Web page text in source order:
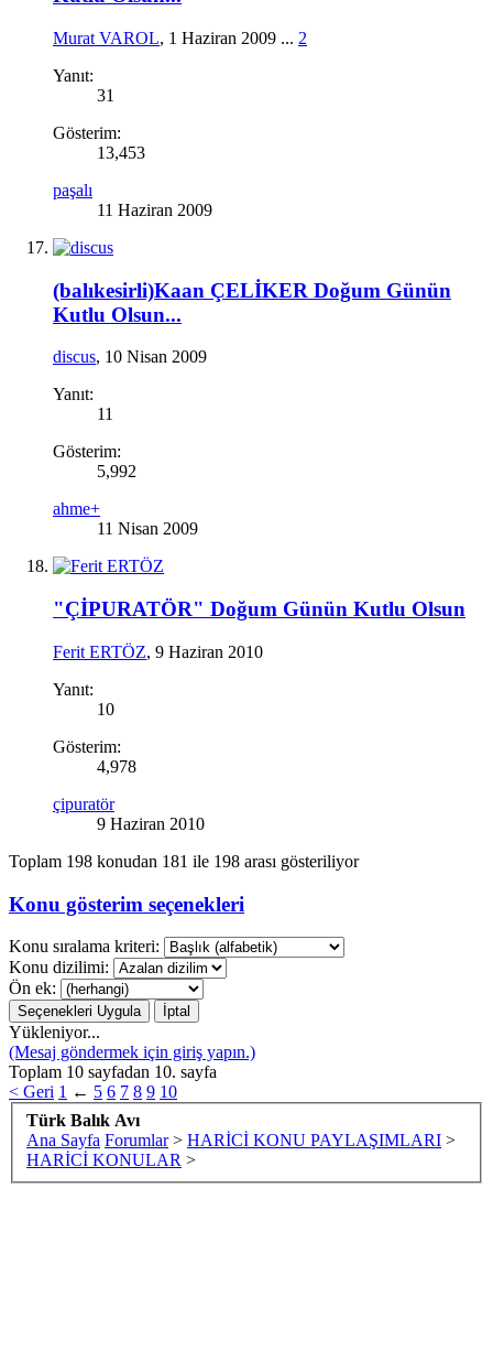
Murat VAROL, 1 Haziran 2009 ... 2
Yanıt:
31
Gösterim:
13,453
paşalı
11 Haziran 2009
(balıkesirli)Kaan ÇELİKER Doğum Günün
Kutlu Olsun...
discus, 10 Nisan 2009
Yanıt:
11
Gösterim:
5,992
ahme+
11 Nisan 2009
"ÇİPURATÖR" Doğum Günün Kutlu Olsun
Ferit ERTÖZ, 9 Haziran 2010
Yanıt:
10
Gösterim:
4,978
çipuratör
9 Haziran 2010
Toplam 198 konudan 181 ile 198 arası gösteriliyor
Konu gösterim seçenekleri
Konu sıralama kriteri:
Konu dizilimi:
Ön ek:
Yükleniyor...
(Mesaj göndermek için giriş yapın.)
Toplam 10 sayfadan 10. sayfa
< Geri 1 ← 5 6 7 8 9 10
Türk Balık Avı
Ana Sayfa Forumlar > HARİCİ KONU PAYLAŞIMLARI >
HARİCİ KONULAR >